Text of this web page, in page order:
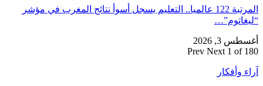
المرتبة 122 عالميا.. التعليم يسجل أسوأ نتائج المغرب في مؤشر
“ليغاتوم”…
أغسطس 3, 2026
Prev Next 1 of 180
آراء وأفكار